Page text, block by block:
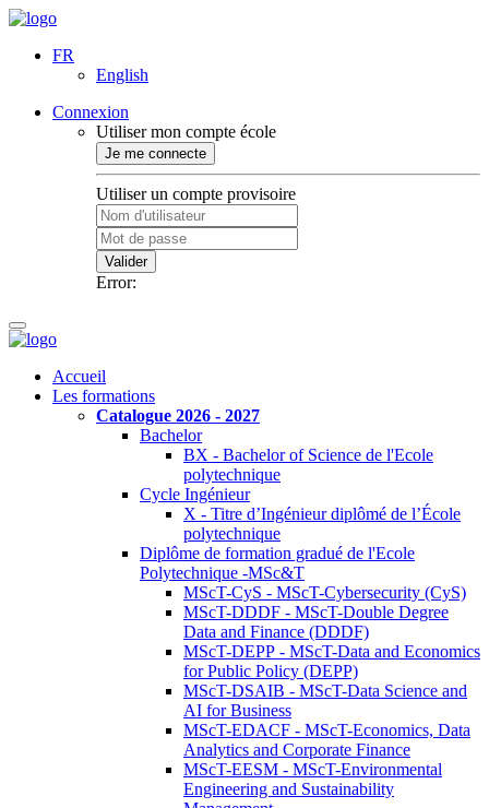
FR
English
Connexion
Utiliser mon compte école
Je me connecte
Utiliser un compte provisoire
Valider
Error:
Accueil
Les formations
Catalogue 2026 - 2027
Bachelor
BX - Bachelor of Science de l'Ecole
polytechnique
Cycle Ingénieur
X - Titre d’Ingénieur diplômé de l’École
polytechnique
Diplôme de formation gradué de l'Ecole
Polytechnique -MSc&T
MScT-CyS - MScT-Cybersecurity (CyS)
MScT-DDDF - MScT-Double Degree
Data and Finance (DDDF)
MScT-DEPP - MScT-Data and Economics
for Public Policy (DEPP)
MScT-DSAIB - MScT-Data Science and
AI for Business
MScT-EDACF - MScT-Economics, Data
Analytics and Corporate Finance
MScT-EESM - MScT-Environmental
Engineering and Sustainability